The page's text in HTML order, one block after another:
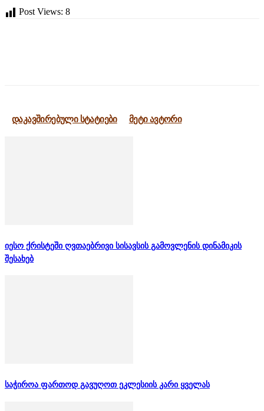
Post Views: 8
დაკავშირებული სტატიები მეტი ავტორი
იესო ქრისტეში ღვთაებრივი სისავსის გამოვლენის დინამიკის
შესახებ
საჭიროა ფართოდ გავუღოთ ეკლესიის კარი ყველას